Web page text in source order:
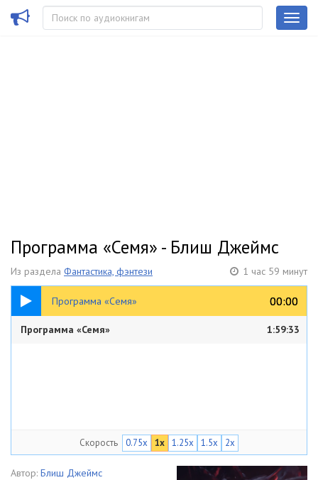
Программа «Семя» - Блиш Джеймс
Из раздела Фантастика, фэнтези 1 час 59 минут
Программа «Семя» 00:00
00:00
1:59:33
Программа «Семя» 1:59:33
Скорость 0.75x 1x 1.25x 1.5x 2x
Автор: Блиш Джеймс